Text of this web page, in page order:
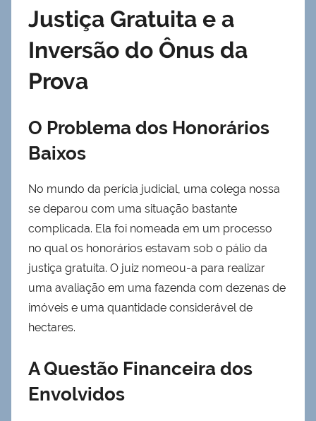
Justiça Gratuita e a
Inversão do Ônus da
Prova
O Problema dos Honorários
Baixos
No mundo da perícia judicial, uma colega nossa
se deparou com uma situação bastante
complicada. Ela foi nomeada em um processo
no qual os honorários estavam sob o pálio da
justiça gratuita. O juiz nomeou-a para realizar
uma avaliação em uma fazenda com dezenas de
imóveis e uma quantidade considerável de
hectares.
A Questão Financeira dos
Envolvidos